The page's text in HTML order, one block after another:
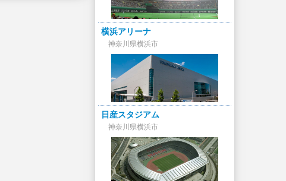
横浜アリーナ
神奈川県横浜市
日産スタジアム
神奈川県横浜市